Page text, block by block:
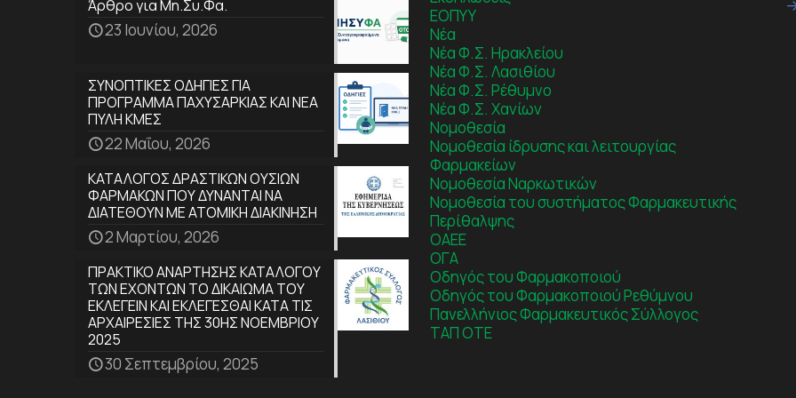
Άρθρο για Μη.Συ.Φα.
23 Ιουνίου, 2026
ΣΥΝΟΠΤΙΚΕΣ ΟΔΗΓΙΕΣ ΓΙΑ
ΠΡΟΓΡΑΜΜΑ ΠΑΧΥΣΑΡΚΙΑΣ ΚΑΙ ΝΕΑ
ΠΥΛΗ ΚΜΕΣ
22 Μαΐου, 2026
ΚΑΤΑΛΟΓΟΣ ΔΡΑΣΤΙΚΩΝ ΟΥΣΙΩΝ
ΦΑΡΜΑΚΩΝ ΠΟΥ ΔΥΝΑΝΤΑΙ ΝΑ
ΔΙΑΤΕΘΟΥΝ ΜΕ ΑΤΟΜΙΚΗ ΔΙΑΚΙΝΗΣΗ
2 Μαρτίου, 2026
ΠΡΑΚΤΙΚΟ ΑΝΑΡΤΗΣΗΣ ΚΑΤΑΛΟΓΟΥ
ΤΩΝ ΕΧΟΝΤΩΝ ΤΟ ΔΙΚΑΙΩΜΑ ΤΟΥ
ΕΚΛΕΓΕΙΝ ΚΑΙ ΕΚΛΕΓΕΣΘΑΙ ΚΑΤΑ ΤΙΣ
ΑΡΧΑΙΡΕΣΙΕΣ ΤΗΣ 30ΗΣ ΝΟΕΜΒΡΙΟΥ
2025
30 Σεπτεμβρίου, 2025
ΕΟΠΥΥ
Νέα
Νέα Φ.Σ. Ηρακλείου
Νέα Φ.Σ. Λασιθίου
Νέα Φ.Σ. Ρέθυμνο
Νέα Φ.Σ. Χανίων
Νομοθεσία
Νομοθεσία ίδρυσης και λειτουργίας
Φαρμακείων
Νομοθεσία Ναρκωτικών
Νομοθεσία του συστήματος Φαρμακευτικής
Περίθαλψης
ΟΑΕΕ
ΟΓΑ
Οδηγός του Φαρμακοποιού
Οδηγός του Φαρμακοποιού Ρεθύμνου
Πανελλήνιος Φαρμακευτικός Σύλλογος
ΤΑΠ ΟΤΕ